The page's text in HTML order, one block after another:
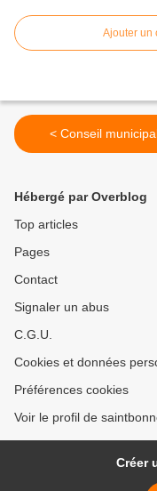
Ajouter un
< Conseil
Hébergé par Overblog
Top articles
Pages
Contact
Signaler un abus
C.G.U.
Cookies et données
Préférences cookies
Voir le profil de
Créer